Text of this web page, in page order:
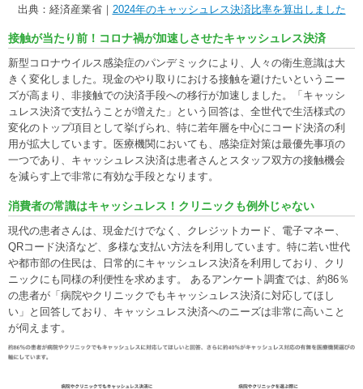
出典：経済産業省｜ 2024年のキャッシュレス決済比率を算出しました
接触が当たり前！コロナ禍が加速しさせたキャッシュレス決済
新型コロナウイルス感染症のパンデミックにより、人々の衛生意識は大
きく変化しました。現金のやり取りにおける接触を避けたいというニー
ズが高まり、非接触での決済手段への移行が加速しました。「キャッシ
ュレス決済で支払うことが増えた」という回答は、全世代で生活様式の
変化のトップ項目として挙げられ、特に若年層を中心にコード決済の利
用が拡大しています。医療機関においても、感染症対策は最優先事項の
一つであり、キャッシュレス決済は患者さんとスタッフ双方の接触機会
を減らす上で非常に有効な手段となります。
消費者の常識はキャッシュレス！クリニックも例外じゃない
現代の患者さんは、現金だけでなく、クレジットカード、電子マネー、
QRコード決済など、多様な支払い方法を利用しています。特に若い世代
や都市部の住民は、日常的にキャッシュレス決済を利用しており、クリ
ニックにも同様の利便性を求めます。 あるアンケート調査では、約86％
の患者が「病院やクリニックでもキャッシュレス決済に対応してほし
い」と回答しており、キャッシュレス決済へのニーズは非常に高いこと
が伺えます。